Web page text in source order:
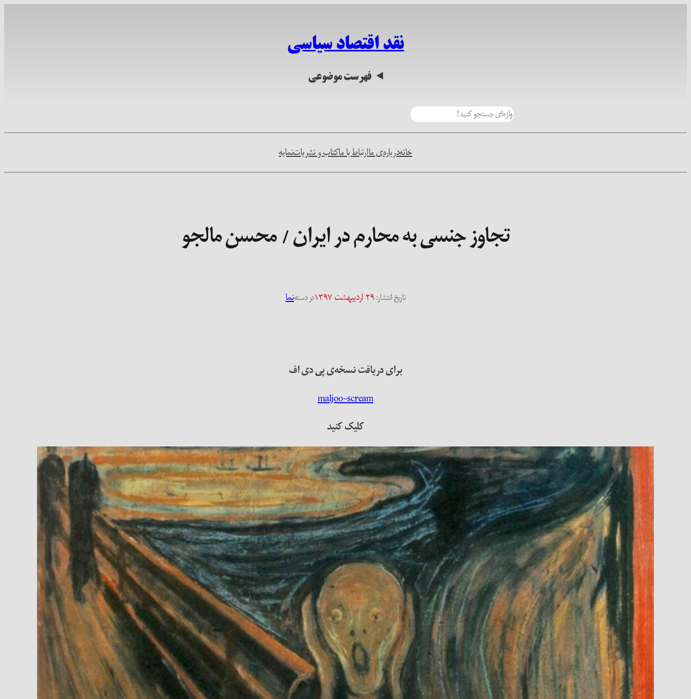
نقد اقتصاد سیاسی
فهرست موضوعی
خانهدرباره‌ی ماارتباط با ماکتاب و نشریاتنمایه
تجاوز جنسی به محارم در ایران / محسن مالجو
تاریخ انتشار:۲۹ اردیبهشت ۱۳۹۷ در دستهنما
برای دریافت نسخه‌ی پی دی اف
maljoo-scream
کلیک کنید